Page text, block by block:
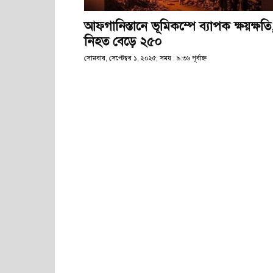
আফগানিস্তানে ভূমিকম্পে ব্যাপক
নিহত বেড়ে ২৫০
সোমবার, সেপ্টেম্বর ১, ২০২৫; সময় : ৯:৩৬ পূর্বাহ্ণ